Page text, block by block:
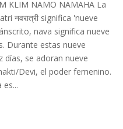
KLIM NAMO NAMAHA La
नवरात्री significa 'nueve
nava significa nueve
Durante estas nueve
días, se adoran nueve
Devi, el poder femenino.
es...